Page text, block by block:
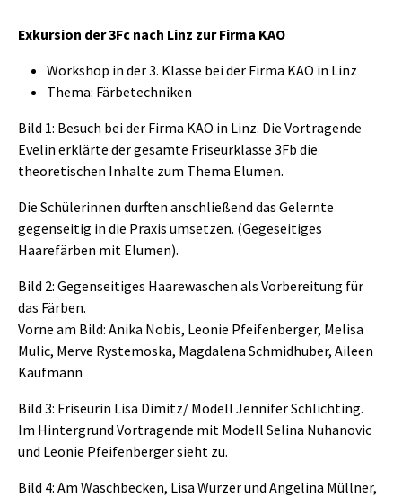
Exkursion der 3Fc nach Linz zur Firma KAO
Workshop in der 3. Klasse bei der Firma KAO in Linz
Thema: Färbetechniken
Bild 1: Besuch bei der Firma KAO in Linz. Die Vortragende
Evelin erklärte der gesamte Friseurklasse 3Fb die
theoretischen Inhalte zum Thema Elumen.
Die Schülerinnen durften anschließend das Gelernte
gegenseitig in die Praxis umsetzen. (Gegeseitiges
Haarefärben mit Elumen).
Bild 2: Gegenseitiges Haarewaschen als Vorbereitung für
das Färben.
Vorne am Bild: Anika Nobis, Leonie Pfeifenberger, Melisa
Mulic, Merve Rystemoska, Magdalena Schmidhuber, Aileen
Kaufmann
Bild 3: Friseurin Lisa Dimitz/ Modell Jennifer Schlichting.
Im Hintergrund Vortragende mit Modell Selina Nuhanovic
und Leonie Pfeifenberger sieht zu.
Bild 4: Am Waschbecken, Lisa Wurzer und Angelina Müllner,